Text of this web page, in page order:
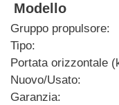
Modello
Gruppo propulsore:
Tipo:
Portata orizzontale
Nuovo/Usato:
Garanzia: